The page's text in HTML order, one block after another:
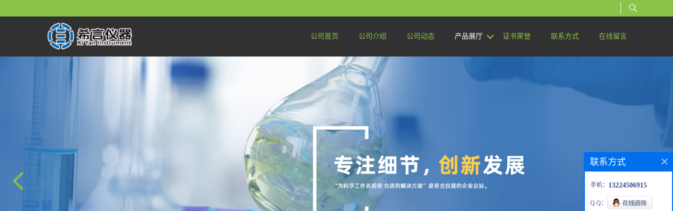
公司首页 公司介绍 公司动态 产品展厅 证书荣誉 联系方式 在线留言
联系方式
手机： 13224506915
Q Q：